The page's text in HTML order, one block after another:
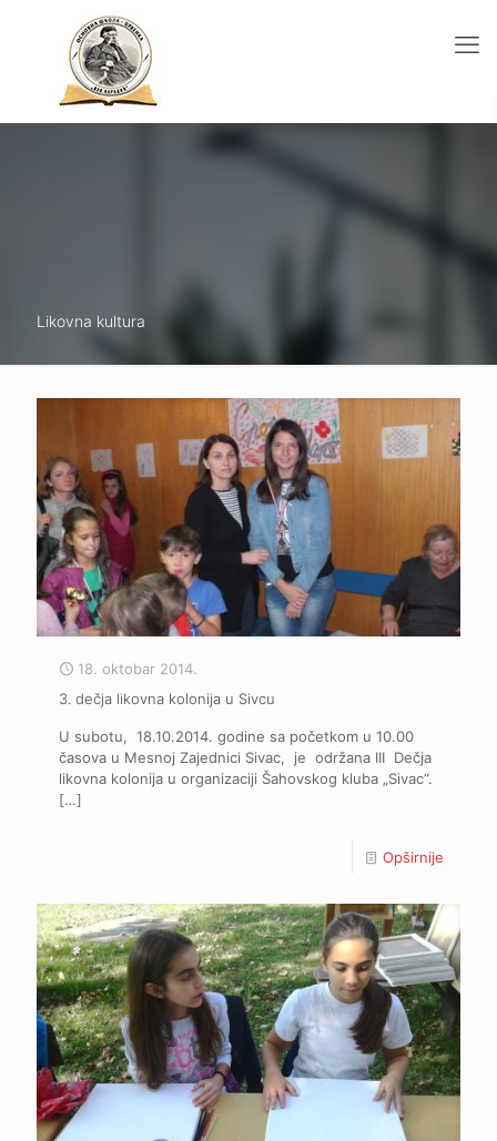
Likovna kultura
18. oktobar 2014.
3. dečja likovna kolonija u Sivcu
U subotu, 18.10.2014. godine sa početkom u 10.00
časova u Mesnoj Zajednici Sivac, je održana III Dečja
likovna kolonija u organizaciji Šahovskog kluba „Sivac“.
[…]
Opširnije